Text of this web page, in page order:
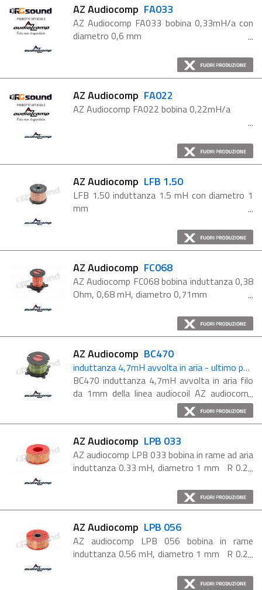
AZ Audiocomp FA033
AZ Audiocomp FA033 bobina 0,33mH/a con
diametro 0,6 mm
AZ Audiocomp FA022
AZ Audiocomp FA022 bobina 0,22mH/a
AZ Audiocomp LFB 1.50
LFB 1.50 induttanza 1.5 mH con diametro 1
mm
AZ Audiocomp FC068
AZ Audiocomp FC068 bobina induttanza 0,38
Ohm, 0,68 mH, diametro 0,71mm
AZ Audiocomp BC470
induttanza 4,7mH avvolta in aria - ultimo pezzo disponibile
BC470 induttanza 4,7mH avvolta in aria filo
da 1mm della linea audiocoil AZ audiocomp
Best con una serie di innovazioni per gli
induttori. (ultimo pezzo disponibile) Per la loro
AZ Audiocomp LPB 033
AZ audiocomp LPB 033 bobina in rame ad aria
induttanza 0.33 mH, diametro 1 mm R 0.25
Standard DIN 1787 V 1.500 Gli audiocoil ...
AZ Audiocomp LPB 056
AZ audiocomp LPB 056 bobina in rame
induttanza 0.56 mH, diametro 1 mm R 0.23
DIN 1787 V 1.500 Bobina roundcore Gli ...